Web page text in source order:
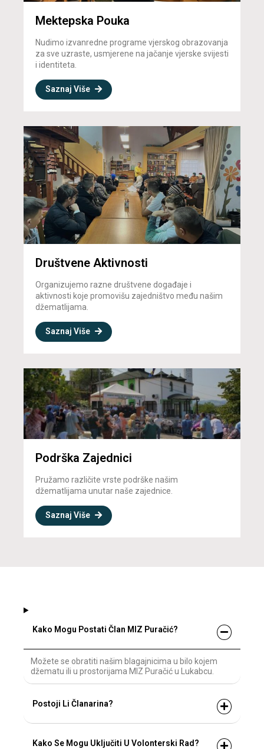
Mektepska Pouka
Nudimo izvanredne programe vjerskog obrazovanja
za sve uzraste, usmjerene na jačanje vjerske svijesti
i identiteta.
Saznaj Više
Društvene Aktivnosti
Organizujemo razne društvene događaje i
aktivnosti koje promovišu zajedništvo među našim
džematlijama.
Saznaj Više
Podrška Zajednici
Pružamo različite vrste podrške našim
džematlijama unutar naše zajednice.
Saznaj Više
Kako Mogu Postati Član MIZ Puračić?
Možete se obratiti našim blagajnicima u bilo kojem
džematu ili u prostorijama MIZ Puračić u Lukabcu.
Postoji Li Članarina?
Kako Se Mogu Uključiti U Volonterski Rad?